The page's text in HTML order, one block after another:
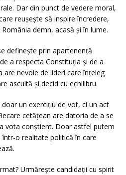
Dar din punct de vedere moral,
reușește să inspire încredere,
demn, acasă și în lume.
definește prin apartenență
a respecta Constituția și de a
are nevoie de lideri care înțeleg
ascultă și decid cu echilibru.
un exercițiu de vot, ci un act
cetățean are datoria de a se
vota conștient. Doar astfel putem
o realitate politică în care
Urmărește candidații cu spirit